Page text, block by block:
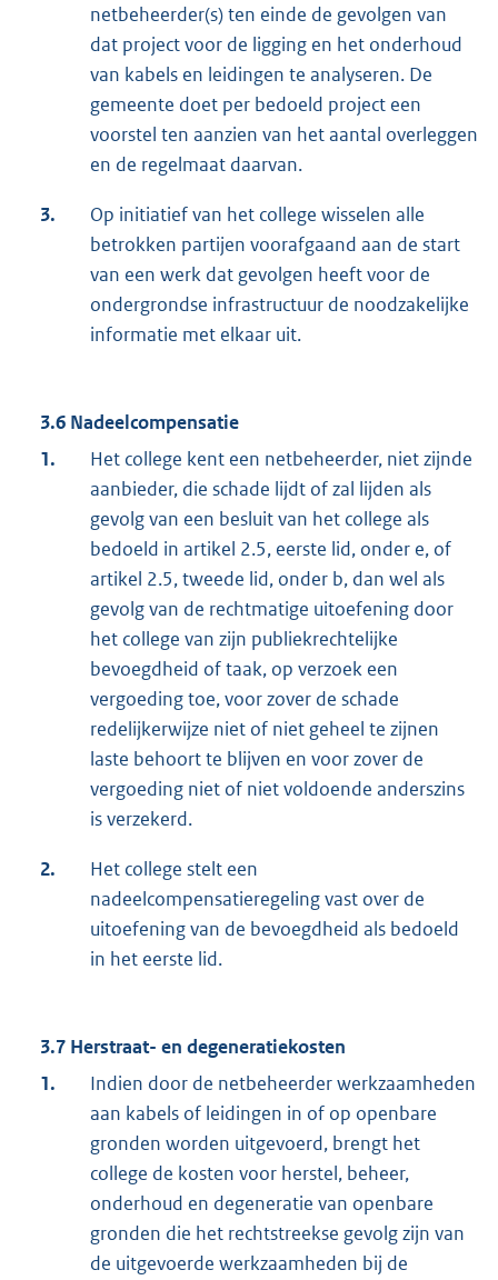
netbeheerder(s) ten einde de gevolgen van
dat project voor de ligging en het onderhoud
van kabels en leidingen te analyseren. De
gemeente doet per bedoeld project een
voorstel ten aanzien van het aantal overleggen
en de regelmaat daarvan.
3.
Op initiatief van het college wisselen alle
betrokken partijen voorafgaand aan de start
van een werk dat gevolgen heeft voor de
ondergrondse infrastructuur de noodzakelijke
informatie met elkaar uit.
3.6 Nadeelcompensatie
1.
Het college kent een netbeheerder, niet zijnde
aanbieder, die schade lijdt of zal lijden als
gevolg van een besluit van het college als
bedoeld in artikel 2.5, eerste lid, onder e, of
artikel 2.5, tweede lid, onder b, dan wel als
gevolg van de rechtmatige uitoefening door
het college van zijn publiekrechtelijke
bevoegdheid of taak, op verzoek een
vergoeding toe, voor zover de schade
redelijkerwijze niet of niet geheel te zijnen
laste behoort te blijven en voor zover de
vergoeding niet of niet voldoende anderszins
is verzekerd.
2.
Het college stelt een
nadeelcompensatieregeling vast over de
uitoefening van de bevoegdheid als bedoeld
in het eerste lid.
3.7 Herstraat- en degeneratiekosten
1.
Indien door de netbeheerder werkzaamheden
aan kabels of leidingen in of op openbare
gronden worden uitgevoerd, brengt het
college de kosten voor herstel, beheer,
onderhoud en degeneratie van openbare
gronden die het rechtstreekse gevolg zijn van
de uitgevoerde werkzaamheden bij de